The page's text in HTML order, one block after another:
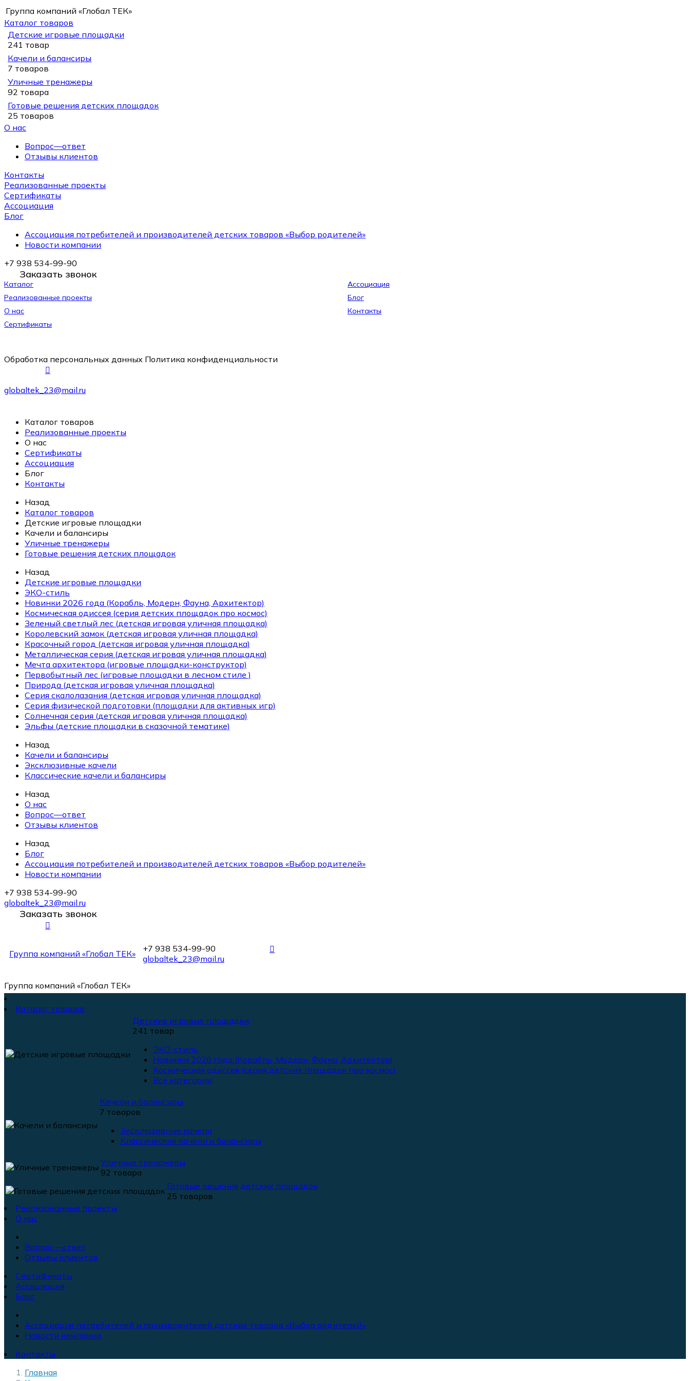
Группа компаний «Глобал ТЕК»
Каталог товаров
Детские игровые площадки
241 товар
Качели и балансиры
7 товаров
Уличные тренажеры
92 товара
Готовые решения детских площадок
25 товаров
О нас
Вопрос—ответ
Отзывы клиентов
Контакты
Реализованные проекты
Сертификаты
Ассоциация
Блог
Ассоциация потребителей и производителей детских товаров «Выбор родителей»
Новости компании
+7 938 534-99-90
Заказать звонок
Каталог
Ассоциация
Реализованные проекты
Блог
О нас
Контакты
Сертификаты
Обработка персональных данных Политика конфиденциальности
globaltek_23@mail.ru
Каталог товаров
Реализованные проекты
О нас
Сертификаты
Ассоциация
Блог
Контакты
Назад
Каталог товаров
Детские игровые площадки
Качели и балансиры
Уличные тренажеры
Готовые решения детских площадок
Назад
Детские игровые площадки
ЭКО-стиль
Новинки 2026 года (Корабль, Модерн, Фауна, Архитектор)
Космическая одиссея (серия детских площадок про космос)
Зеленый светлый лес (детская игровая уличная площадка)
Королевский замок (детская игровая уличная площадка)
Красочный город (детская игровая уличная площадка)
Металлическая серия (детская игровая уличная площадка)
Мечта архитектора (игровые площадки-конструктор)
Первобытный лес (игровые площадки в лесном стиле )
Природа (детская игровая уличная площадка)
Серия скалолазания (детская игровая уличная площадка)
Серия физической подготовки (площадки для активных игр)
Солнечная серия (детская игровая уличная площадка)
Эльфы (детские площадки в сказочной тематике)
Назад
Качели и балансиры
Эксклюзивные качели
Классические качели и балансиры
Назад
О нас
Вопрос—ответ
Отзывы клиентов
Назад
Блог
Ассоциация потребителей и производителей детских товаров «Выбор родителей»
Новости компании
+7 938 534-99-90
globaltek_23@mail.ru
Заказать звонок
Группа компаний «Глобал ТЕК»
+7 938 534-99-90
globaltek_23@mail.ru
Группа компаний «Глобал ТЕК»
Каталог товаров
Детские игровые площадки
241 товар
ЭКО-стиль
Новинки 2026 года (Корабль, Модерн, Фауна, Архитектор)
Космическая одиссея (серия детских площадок про космос)
Все категории
Качели и балансиры
7 товаров
Эксклюзивные качели
Классические качели и балансиры
Уличные тренажеры
92 товара
Готовые решения детских площадок
25 товаров
Реализованные проекты
О нас
Вопрос—ответ
Отзывы клиентов
Сертификаты
Ассоциация
Блог
Ассоциация потребителей и производителей детских товаров «Выбор родителей»
Новости компании
Контакты
Главная